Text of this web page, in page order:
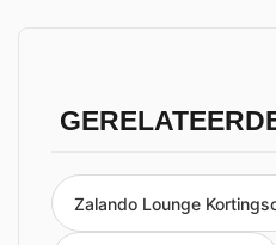
Zalando Lounge